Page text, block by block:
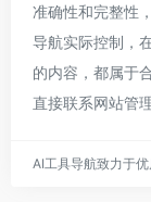
准确性和完整性
导航实际控制，
的内容，都属于
直接联系网站管
AI工具导航致力于